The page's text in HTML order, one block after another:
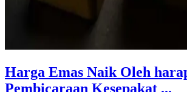
Harga Emas Naik Oleh
Pembicaraan Kesepakat ...